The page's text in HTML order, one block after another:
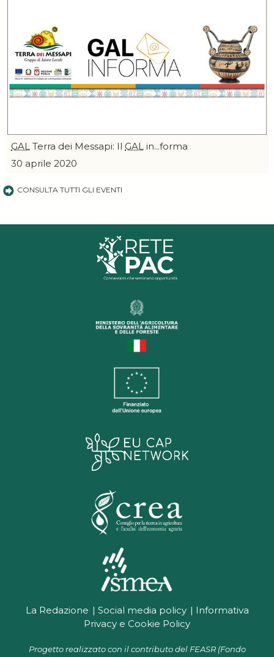
GAL Terra dei Messapi: Il GAL in...forma
30 aprile 2020
CONSULTA TUTTI GLI EVENTI
La Redazione Social media policy
Informativa
Privacy e Cookie Policy
Progetto realizzato con il contributo del FEASR (Fondo